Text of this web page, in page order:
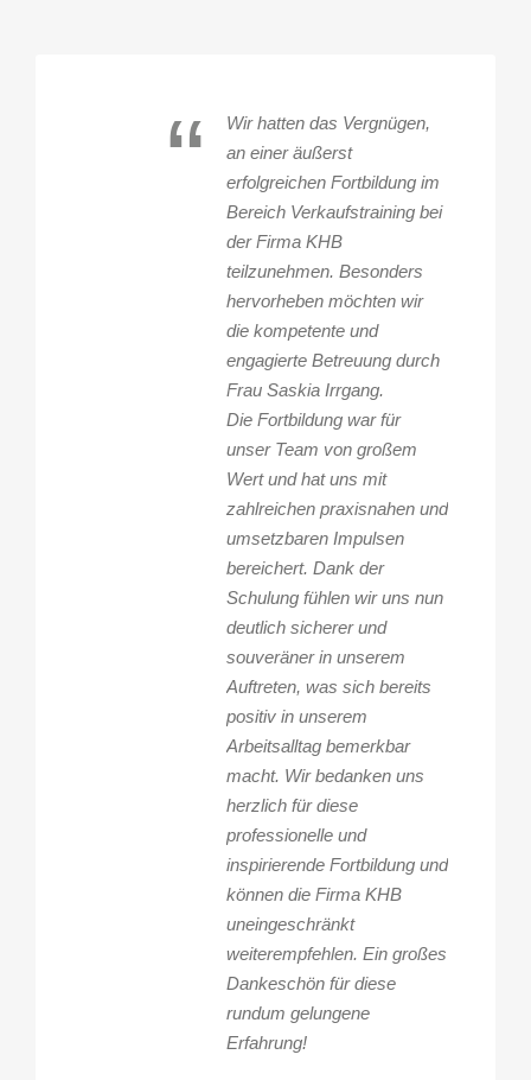
“
Wir hatten das Vergnügen,
an einer äußerst
erfolgreichen Fortbildung im
Bereich Verkaufstraining bei
der Firma KHB
teilzunehmen. Besonders
hervorheben möchten wir
die kompetente und
engagierte Betreuung durch
Frau Saskia Irrgang.
Die Fortbildung war für
unser Team von großem
Wert und hat uns mit
zahlreichen praxisnahen und
umsetzbaren Impulsen
bereichert. Dank der
Schulung fühlen wir uns nun
deutlich sicherer und
souveräner in unserem
Auftreten, was sich bereits
positiv in unserem
Arbeitsalltag bemerkbar
macht. Wir bedanken uns
herzlich für diese
professionelle und
inspirierende Fortbildung und
können die Firma KHB
uneingeschränkt
weiterempfehlen. Ein großes
Dankeschön für diese
rundum gelungene
Erfahrung!